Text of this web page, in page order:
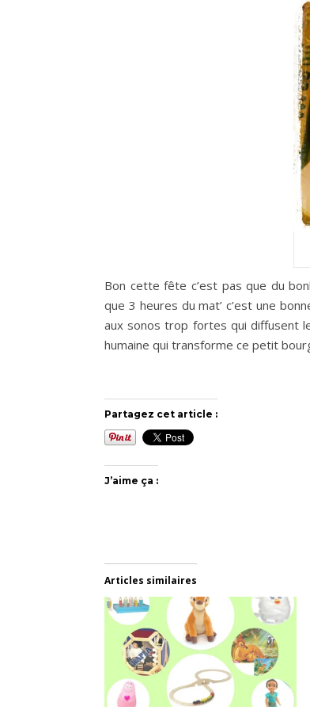
Bon cette fête c’est pas que du
que 3 heures du mat’ c’est une
aux sonos trop fortes qui diffusent
humaine qui transforme ce petit
Partagez cet article :
J’aime ça :
Articles similaires